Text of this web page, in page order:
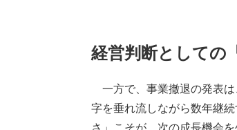
経営判断としての
一方で、事業撤退の発表は
字を垂れ流しながら数年継